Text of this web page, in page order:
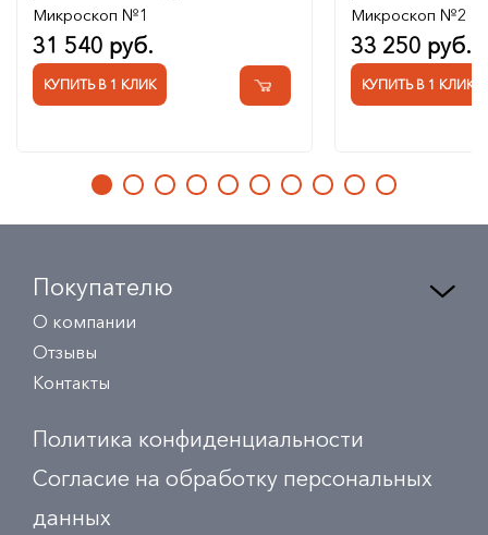
Микроскоп №1
31 540 руб.
КУПИТЬ В 1 КЛИК
Микроскоп №2
33 250 руб.
КУПИТЬ В 1 КЛИК
Покупателю
О компании
Отзывы
Контакты
Политика конфиденциальности
Согласие на обработку персональных
данных